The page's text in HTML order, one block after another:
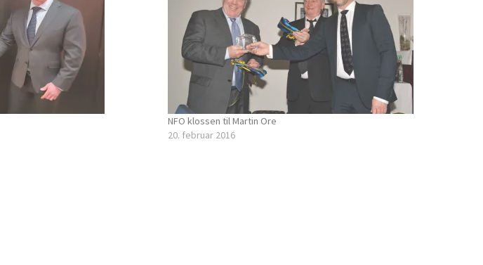
NFO klossen til Martin Ore
20. februar 2016